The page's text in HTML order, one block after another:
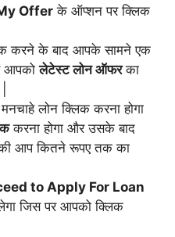
Offer के ऑप्शन पर क्लिक
करने के बाद आपके सामने एक
आपकोलेटेस्ट लोन ऑफरका
लोन क्लिक करना होगा
करना होगा और उसके बाद
आप कितने रूपए तक का
to Apply For Loan
जिस पर आपको क्लिक